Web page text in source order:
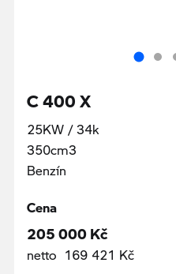
C 400 X
25KW / 34k
350cm3
Benzín
Cena
205 000 Kč
netto 169 421 Kč